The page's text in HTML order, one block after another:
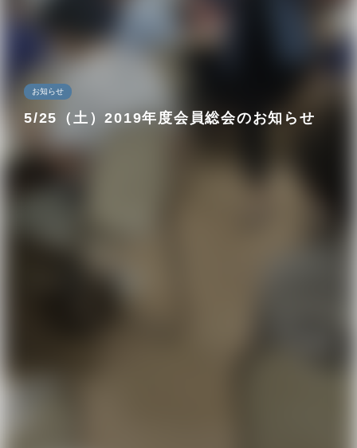
お知らせ
5/25（土）2019年度会員総会のお知らせ